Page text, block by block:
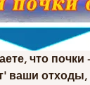
что почки
ваши отходы,